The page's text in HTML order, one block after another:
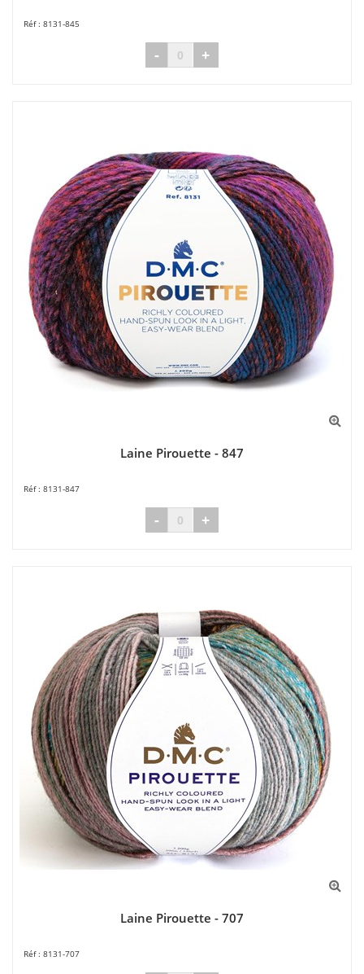
8131-845
- +
Laine Pirouette - 847
8131-847
- +
Laine Pirouette - 707
8131-707